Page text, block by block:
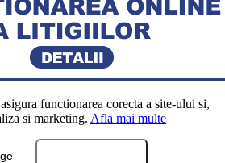
functionarea corecta a site-ului si,
si marketing. Afla mai multe